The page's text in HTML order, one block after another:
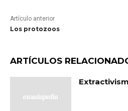
Artículo anterior
Los protozoos
ARTÍCULOS